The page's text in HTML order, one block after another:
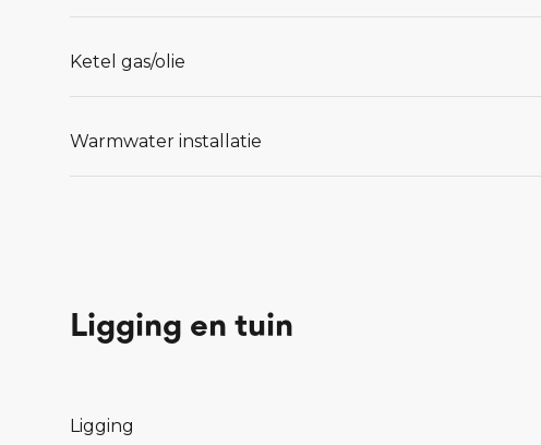
Ketel gas/olie
Warmwater installatie
Ligging en tuin
Ligging